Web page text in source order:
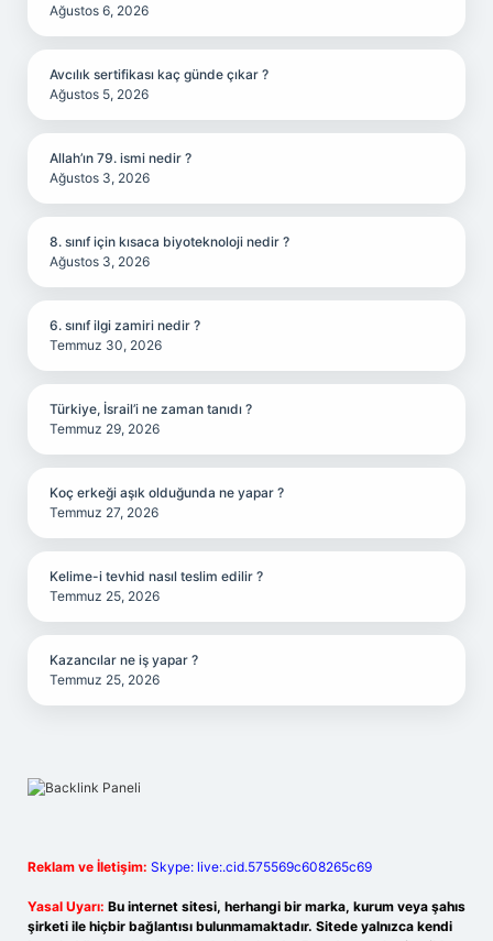
Ağustos 6, 2026
Avcılık sertifikası kaç günde çıkar ?
Ağustos 5, 2026
Allah’ın 79. ismi nedir ?
Ağustos 3, 2026
8. sınıf için kısaca biyoteknoloji nedir ?
Ağustos 3, 2026
6. sınıf ilgi zamiri nedir ?
Temmuz 30, 2026
Türkiye, İsrail’i ne zaman tanıdı ?
Temmuz 29, 2026
Koç erkeği aşık olduğunda ne yapar ?
Temmuz 27, 2026
Kelime-i tevhid nasıl teslim edilir ?
Temmuz 25, 2026
Kazancılar ne iş yapar ?
Temmuz 25, 2026
Reklam ve İletişim: Skype: live:.cid.575569c608265c69
Yasal Uyarı: Bu internet sitesi, herhangi bir marka, kurum veya şahıs
şirketi ile hiçbir bağlantısı bulunmamaktadır. Sitede yalnızca kendi